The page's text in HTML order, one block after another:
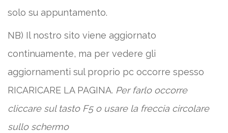
solo su appuntamento.
NB) Il nostro sito viene aggiornato
continuamente, ma per vedere gli
aggiornamenti sul proprio pc occorre spesso
RICARICARE LA PAGINA. Per farlo occorre
cliccare sul tasto F5 o usare la freccia circolare
sullo schermo